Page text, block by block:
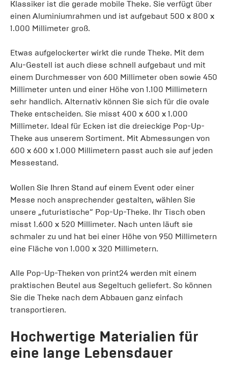
Klassiker ist die gerade mobile Theke. Sie verfügt über
einen Aluminiumrahmen und ist aufgebaut 500 x 800 x
1.000 Millimeter groß.
Etwas aufgelockerter wirkt die runde Theke. Mit dem
Alu-Gestell ist auch diese schnell aufgebaut und mit
einem Durchmesser von 600 Millimeter oben sowie 450
Millimeter unten und einer Höhe von 1.100 Millimetern
sehr handlich. Alternativ können Sie sich für die ovale
Theke entscheiden. Sie misst 400 x 600 x 1.000
Millimeter. Ideal für Ecken ist die dreieckige Pop-Up-
Theke aus unserem Sortiment. Mit Abmessungen von
600 x 600 x 1.000 Millimetern passt auch sie auf jeden
Messestand.
Wollen Sie Ihren Stand auf einem Event oder einer
Messe noch ansprechender gestalten, wählen Sie
unsere „futuristische“ Pop-Up-Theke. Ihr Tisch oben
misst 1.600 x 520 Millimeter. Nach unten läuft sie
schmaler zu und hat bei einer Höhe von 950 Millimetern
eine Fläche von 1.000 x 320 Millimetern.
Alle Pop-Up-Theken von print24 werden mit einem
praktischen Beutel aus Segeltuch geliefert. So können
Sie die Theke nach dem Abbauen ganz einfach
transportieren.
Hochwertige Materialien für
eine lange Lebensdauer